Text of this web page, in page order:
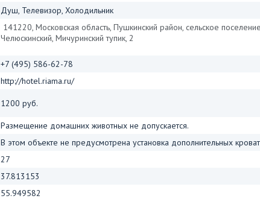
Душ, Телевизор, Холодильник
141220, Московская область, Пушкинский район, сельское
Челюскинский, Мичуринский тупик, 2
+7 (495) 586-62-78
http://hotel.riama.ru/
1200 руб.
Размещение домашних животных не допускается.
В этом объекте не предусмотрена установка дополнительных
27
37.813153
55.949582